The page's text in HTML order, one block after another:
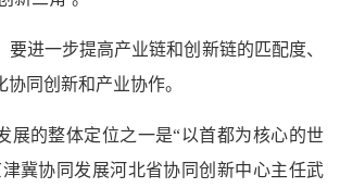
进一步提高产业链和创新链的匹配度、
同创新和产业协作。
的整体定位之一是“以首都为核心的世
冀协同发展河北省协同创新中心主任武